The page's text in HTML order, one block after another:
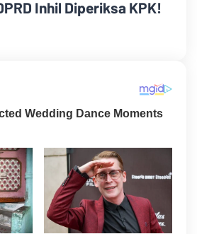
Inhil Diperiksa KPK!